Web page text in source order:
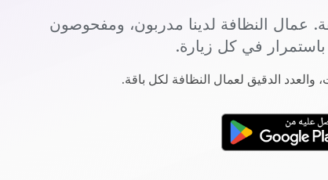
النظافة لدينا مدربون، ومفحوصون
في كل زيارة.
الدقيق لعمال النظافة لكل باقة.